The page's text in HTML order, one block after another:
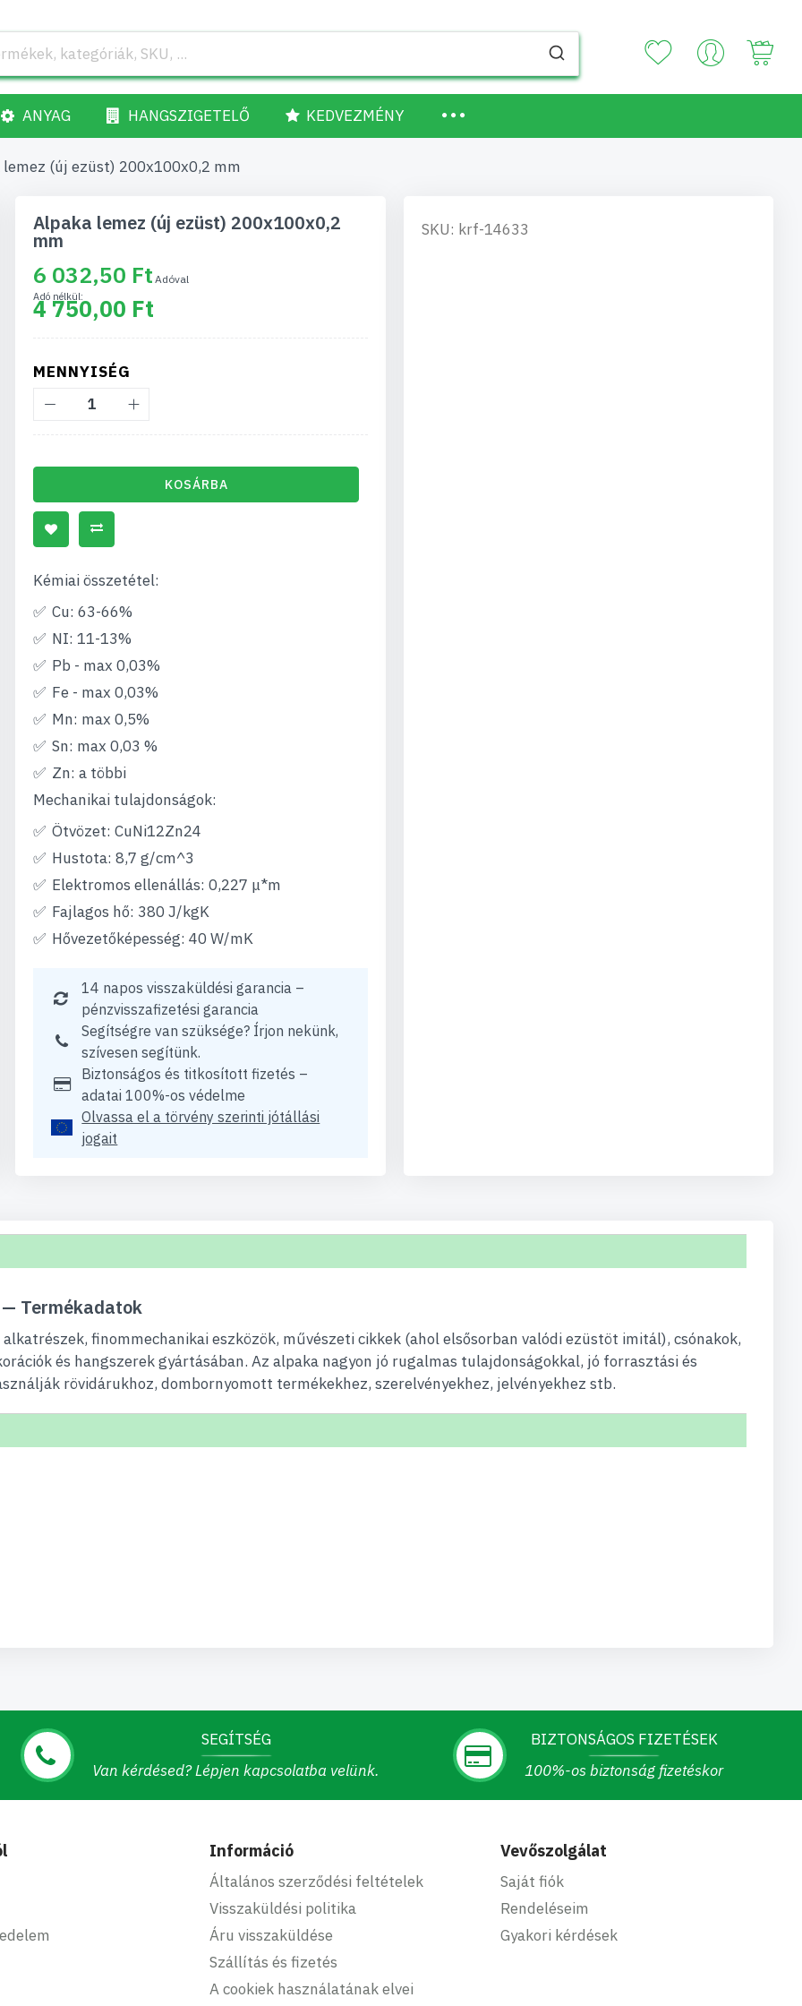
ANYAG HANGSZIGETELŐ KEDVEZMÉNY
lemez (új ezüst) 200x100x0,2 mm
Alpaka lemez (új ezüst) 200x100x0,2
mm
6 032,50 Ft
4 750,00 Ft
MENNYISÉG
KOSÁRBA
Kémiai összetétel:
Cu: 63-66%
NI: 11-13%
Pb - max 0,03%
Fe - max 0,03%
Mn: max 0,5%
Sn: max 0,03 %
Zn: a többi
Mechanikai tulajdonságok:
Ötvözet: CuNi12Zn24
Hustota: 8,7 g/cm^3
Elektromos ellenállás: 0,227 μ*m
Fajlagos hő: 380 J/kgK
Hővezetőképesség: 40 W/mK
14 napos visszaküldési garancia –
pénzvisszafizetési garancia
Segítségre van szüksége? Írjon nekünk,
szívesen segítünk.
Biztonságos és titkosított fizetés –
adatai 100%-os védelme
Olvassa el a törvény szerinti jótállási
jogait
SKU: krf-14633
Termékadatok
finommechanikai eszközök, művészeti cikkek (ahol elsősorban valódi ezüstöt imitál), csónakok,
és hangszerek gyártásában. Az alpaka nagyon jó rugalmas tulajdonságokkal, jó forrasztási és
rövidárukhoz, dombornyomott termékekhez, szerelvényekhez, jelvényekhez stb.
SEGÍTSÉG
Van kérdésed? Lépjen kapcsolatba velünk.
BIZTONSÁGOS FIZETÉSEK
100%-os biztonság fizetéskor
Információ
Általános szerződési feltételek
Visszaküldési politika
Áru visszaküldése
Szállítás és fizetés
A cookiek használatának elvei
Vevőszolgálat
Saját fiók
Rendeléseim
Gyakori kérdések